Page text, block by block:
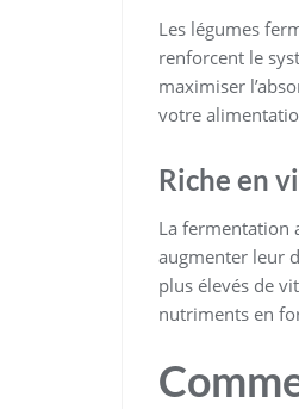
Les légumes
renforcent le
maximiser
votre
Riche en
La fermentation
augmenter leur
plus élevés de
nutriments en